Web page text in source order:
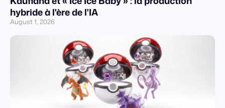
hybride à l'ère de l'IA
August 1, 2026